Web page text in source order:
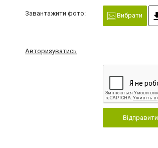
Завантажити фото: Вибрати
Авторизуватись
Відправити